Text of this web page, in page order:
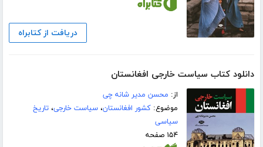
دریافت از کتابراه
دانلود کتاب سیاست خارجی افغانستان
از: محسن مدیر شانه چی
موضوع:کشور افغانستان،سیاست خارجی،تاریخ
سیاسی
۱۵۴ صفحه